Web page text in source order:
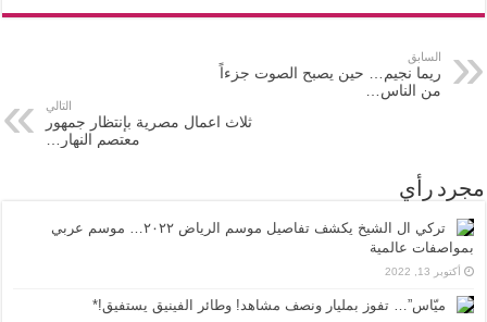
السابق
ريما نجيم… حين يصبح الصوت جزءاً
من الناس…
التالي
ثلاث اعمال مصرية بإنتظار جمهور
معتصم النهار…
مجرد رأي
تركي ال الشيخ يكشف تفاصيل موسم الرياض ٢٠٢٢… موسم عربي
بمواصفات عالمية
أكتوبر 13, 2022
ميّاس”… تفوز بمليار ونصف مشاهد! وطائر الفينيق يستفيق!*